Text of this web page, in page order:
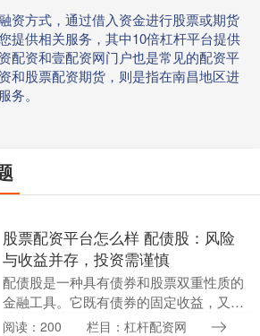
资方式，通过借入资金进行股票或期货
提供相关服务，其中10倍杠杆平台提供
配资和壹配资网门户也是常见的配资平
和股票配资期货，则是指在南昌地区进
务。
股票配资平台怎么样 配债股：风险
与收益并存，投资需谨慎
配债股是一种具有债券和股票双重性质的
金融工具。它既有债券的固定收益，又有
股票的潜在增值空间。然而，配债股也存
阅读：200 栏目：杠杆配资网